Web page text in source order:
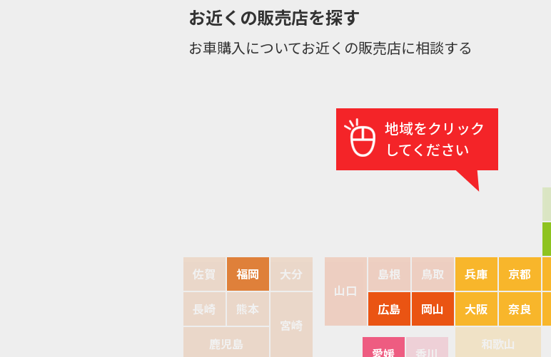
お近くの販売店を探す
お車購入についてお近くの販売店に相談する
地域をクリック
してください
京都
大阪
兵庫
奈良
和歌山
鳥取
島根
岡山
広島
山口
香川
愛媛
福岡
佐賀
長崎 熊本
大分
宮崎
鹿児島